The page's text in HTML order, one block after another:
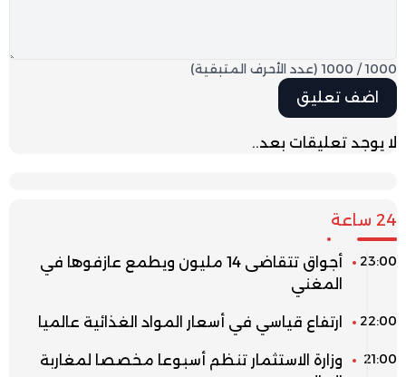
1000
/
1000 (عدد الأحرف المتبقية)
لا يوجد تعليقات بعد..
24 ساعة
23:00
أجواق تتقاضى 14 مليون ويطمع عازفوها في
المغني
22:00 ارتفاع قياسي في أسعار المواد الغذائية عالميا
21:00
وزارة الاستثمار تنظم أسبوعا مخصصا لمغاربة